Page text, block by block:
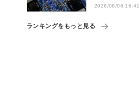
2026/08/06 16:41
ランキングをもっと見る